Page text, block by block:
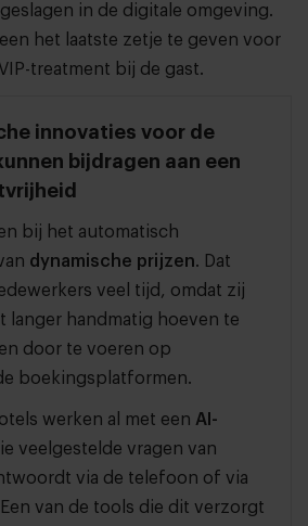
in de digitale omgeving.
het laatste zetje te geven voor
treatment bij de gast.
innovaties voor de
bijdragen aan een
bij het automatisch
dynamische prijzen. Dat
veel tijd, omdat zij
langer handmatig hoeven te
door te voeren op
boekingsplatformen.
werken al met een AI-
veelgestelde vragen van
via de telefoon of via
van de tools die dit verzorgt